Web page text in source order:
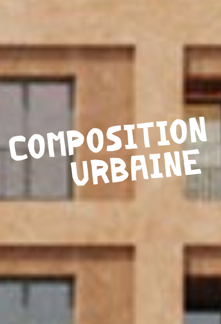
COMPOSITION
URBAINE